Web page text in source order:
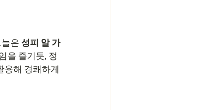
은 성피 알 가
을 즐기듯, 정
용해 경쾌하게